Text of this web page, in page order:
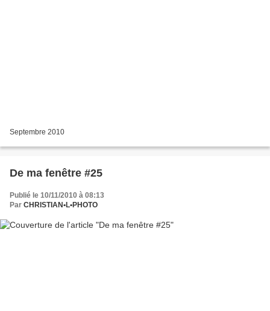
Septembre 2010
De ma fenêtre #25
Publié le 10/11/2010 à 08:13
Par CHRISTIAN•L•PHOTO